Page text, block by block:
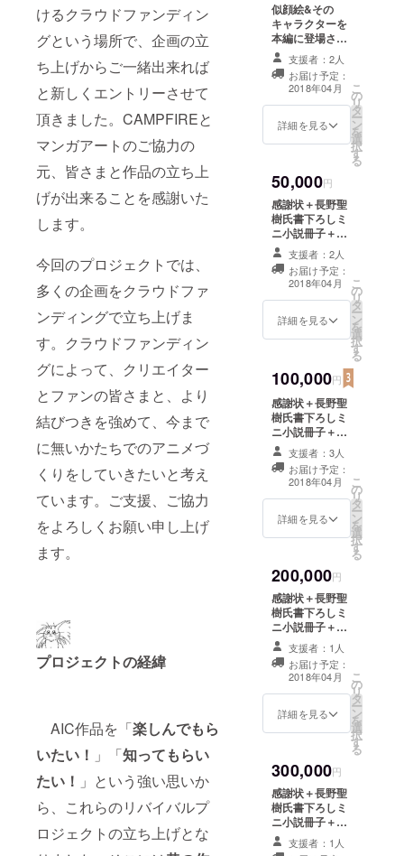
けるクラウドファンディン
グという場所で、企画の立
ち上げからご一緒出来れば
と新しくエントリーさせて
頂きました。CAMPFIREと
マンガアートのご協力の
元、皆さまと作品の立ち上
げが出来ることを感謝いた
します。
今回のプロジェクトでは、
多くの企画をクラウドファ
ンディングで立ち上げま
す。クラウドファンディン
グによって、クリエイター
とファンの皆さまと、より
結びつきを強めて、今まで
に無いかたちでのアニメづ
くりをしていきたいと考え
ています。ご支援、ご協力
をよろしくお願い申し上げ
ます。
プロジェクトの経緯
AIC作品を「楽しんでもら
いたい！ 」「知ってもらい
たい！ 」という強い思いか
ら、これらのリバイバルプ
ロジェクトの立ち上げとな
似顔絵&その
キャラクターを
本編に登場させ
ます+上映会&ミ
ニライブ+PVへ
のクレジット表
記(小)
支援者：2人
お届け予定：
2018年04月
詳細を見る
こ
の
リ
タ
ー
ン
を
選
択
す
る
50,000円
感謝状＋長野聖
樹氏書下ろしミ
ニ小説冊子＋本
編映像DVD+ク
リアファイル+限
定Tシャツ+設定
資料小冊子+PV
へのクレジット
表記(小)+上映会
&ミニライブ+声
優サイン色紙+ク
イン入りPV原画
（複製）×2（監
督・キャラデザ
イナー）
支援者：2人
お届け予定：
2018年04月
詳細を見る
こ
の
リ
タ
ー
ン
を
選
択
す
る
100,000円
感謝状＋長野聖
樹氏書下ろしミ
ニ小説冊子＋本
編映像DVD+ク
リアファイル+限
定Tシャツ+設定
資料小冊子+PV
へのクレジット
表記(中)+上映会
&ミニライブ+声
ナリオ台本+クリ
エイターズサイ
ン入りPV原画
（複製）×2（監
督・キャラデザ
イナー）+AR見
学
支援者：3人
お届け予定：
2018年04月
詳細を見る
こ
の
リ
タ
ー
ン
を
選
択
す
る
200,000円
感謝状＋長野聖
樹氏書下ろしミ
ニ小説冊子＋本
編映像DVD+ク
リアファイル+限
定Tシャツ+設定
資料小冊子+PV
へのクレジット
表記(中)+上映会
&ミニライブ+声
ナリオ台本+クリ
エイターズサイ
ン入りPV原画
（複製）×2（監
督・キャラデザ
イナー）+AR見
学+ARガヤ参加
支援者：1人
お届け予定：
2018年04月
詳細を見る
こ
の
リ
タ
ー
ン
を
選
択
す
る
300,000円
感謝状＋長野聖
樹氏書下ろしミ
ニ小説冊子＋本
編映像DVD+ク
リアファイル+限
支援者：1人